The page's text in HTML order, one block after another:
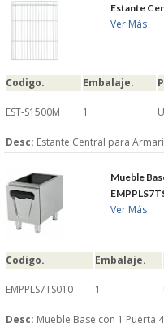
Estante
Ver Más
Codigo. Embalaje.
EST-S1500M 1
Desc: Estante Central para
Mueble
Ver Más
Codigo. Embalaje.
EMPPLS7TS010 1
Desc: Mueble Base con 1 Puerta